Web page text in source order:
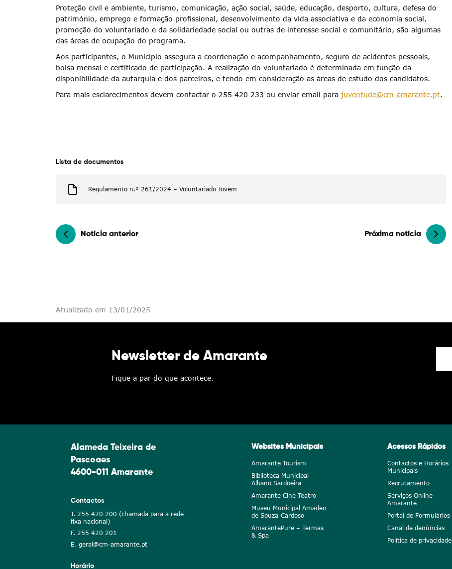
Termo de Pesquisa
Categorias gerais
Proteção civil e ambiente, turismo, comunicação, ação social, saúde, educação, desporto, cultura, defesa do
património, emprego e formação profissional, desenvolvimento da vida associativa e da economia social,
promoção do voluntariado e da solidariedade social ou outras de interesse social e comunitário, são algumas
das áreas de ocupação do programa.
Aos participantes, o Município assegura a coordenação e acompanhamento, seguro de acidentes pessoais,
bolsa mensal e certificado de participação. A realização do voluntariado é determinada em função da
disponibilidade da autarquia e dos parceiros, e tendo em consideração as áreas de estudo dos candidatos.
Para mais esclarecimentos devem contactar o 255 420 233 ou enviar email para juventude@cm-amarante.pt.
Lista de documentos
Regulamento n.º 261/2024 – Voluntariado Jovem
Notícia anterior Próxima notícia
Atualizado em 13/01/2025
Newsletter de Amarante
Fique a par do que acontece.
Alameda Teixeira de
Pascoaes
4600-011 Amarante
Contactos
T. 255 420 200 (chamada para a rede
fixa nacional)
F. 255 420 201
E. geral@cm-amarante.pt
Horário
Websites Municipais
Amarante Tourism
Biblioteca Municipal
Albano Sardoeira
Amarante Cine-Teatro
Museu Municipal Amadeo
de Souza-Cardoso
AmarantePure – Termas
& Spa
Acessos Rápidos
Contactos e Horários
Municipais
Recrutamento
Serviços Online
Amarante
Portal de Formulários
Canal de denúncias
Política de privacidade